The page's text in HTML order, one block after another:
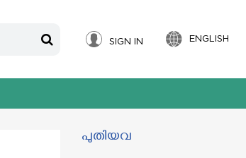
SIGN IN ENGLISH
പുതിയവ